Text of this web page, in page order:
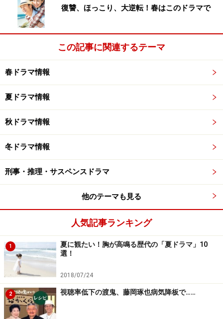
SP エスピー 警視庁警備部警護課第四係 DVD-BOX
※記事内容は執筆時点のものです。最新の内容をご確認くださ
い。
復讐、ほっこり、大逆転！春はこのドラマで
この記事に関連するテーマ
春ドラマ情報
夏ドラマ情報
秋ドラマ情報
冬ドラマ情報
刑事・推理・サスペンスドラマ
他のテーマも見る
人気記事ランキング
1
夏に観たい！胸が高鳴る歴代の「夏ドラマ」10
選！
2018/07/24
2 視聴率低下の渡鬼、藤岡琢也病気降板で……